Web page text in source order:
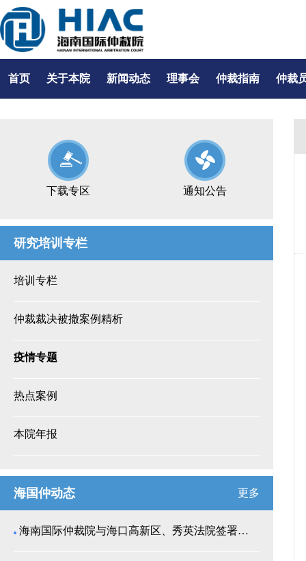
首页 关于本院 新闻动态 理事会 仲裁指南 仲裁
下载专区 通知公告
研究培训专栏
培训专栏
仲裁裁决被撤案例精析
疫情专题
热点案例
本院年报
海国仲动态 更多
海南国际仲裁院与海口高新区、秀英法院签署商事纠纷多...